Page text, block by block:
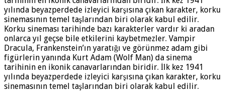
Korku sineması tarihinde bazı karakterler vardır ki aradan
onlarca yıl geçse bile etkilerini kaybetmezler. Vampir
Dracula, Frankenstein’ın yaratığı ve görünmez adam gibi
figürlerin yanında Kurt Adam (Wolf Man) da sinema
tarihinin en ikonik canavarlarından biridir. İlk kez 1941
yılında beyazperdede izleyici karşısına çıkan karakter, korku
sinemasının temel taşlarından biri olarak kabul edilir.